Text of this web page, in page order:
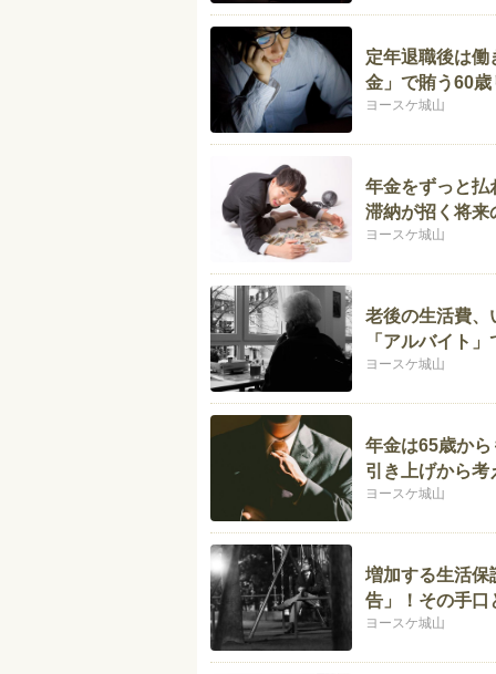
定年退職後は働
金」で賄う60
ヨースケ城山
年金をずっと払
滞納が招く将来
ヨースケ城山
老後の生活費、
「アルバイト
ヨースケ城山
年金は65歳か
引き上げから考
ヨースケ城山
増加する生活保
告」！その手口
ヨースケ城山